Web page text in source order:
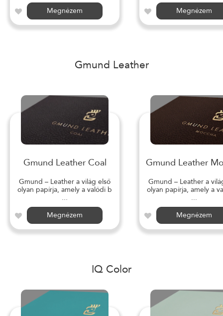
Megnézem
Megnézem
Gmund Leather
Gmund Leather Coal
Gmund – Leather a világ első
olyan papírja, amely a valódi b
...
Megnézem
Gmund Leather
Gmund – Leather a
olyan papírja, amely a
...
Megnézem
IQ Color